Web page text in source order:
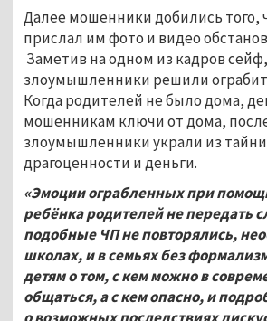
Далее мошенники добились того,
прислал им фото и видео
Заметив на одном из кадров сейф,
злоумышленники решили
Когда родителей не было дома,
мошенникам ключи от дома,
злоумышленники украли из
драгоценности и деньги.
«Эмоции ограбленных при
ребёнка родителей не передать
подобные ЧП не повторялись,
школах, и в семьях без
детям о том, с кем можно в
общаться, а с кем опасно, и